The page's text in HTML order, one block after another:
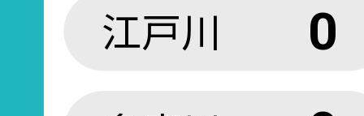
江戸川 0